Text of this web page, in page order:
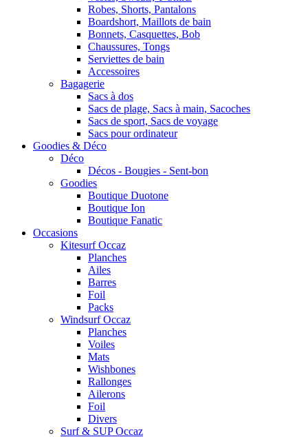
Robes, Shorts, Pantalons
Boardshort, Maillots de bain
Bonnets, Casquettes, Bob
Chaussures, Tongs
Serviettes de bain
Accessoires
Bagagerie
Sacs à dos
Sacs de plage, Sacs à main, Sacoches
Sacs de sport, Sacs de voyage
Sacs pour ordinateur
Goodies & Déco
Déco
Décos - Bougies - Sent-bon
Goodies
Boutique Duotone
Boutique Ion
Boutique Fanatic
Occasions
Kitesurf Occaz
Planches
Ailes
Barres
Foil
Packs
Windsurf Occaz
Planches
Voiles
Mats
Wishbones
Rallonges
Ailerons
Foil
Divers
Surf & SUP Occaz